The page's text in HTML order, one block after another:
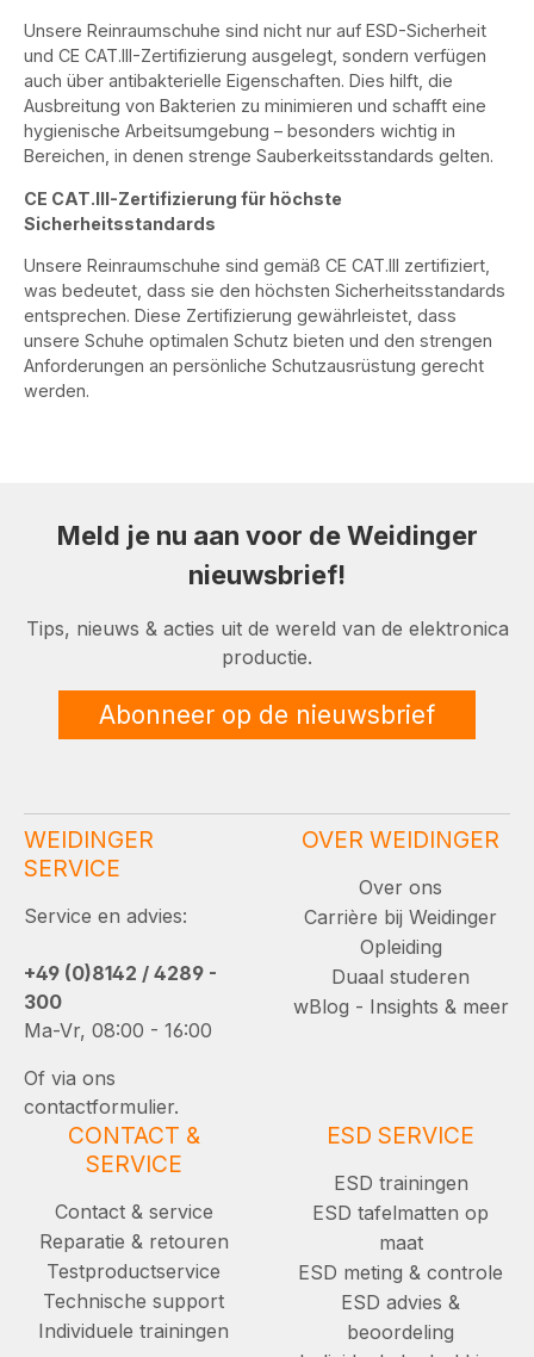
Unsere Reinraumschuhe sind nicht nur auf ESD-Sicherheit
und CE CAT.III-Zertifizierung ausgelegt, sondern verfügen
auch über antibakterielle Eigenschaften. Dies hilft, die
Ausbreitung von Bakterien zu minimieren und schafft eine
hygienische Arbeitsumgebung – besonders wichtig in
Bereichen, in denen strenge Sauberkeitsstandards gelten.
CE CAT.III-Zertifizierung für höchste
Sicherheitsstandards
Unsere Reinraumschuhe sind gemäß CE CAT.III zertifiziert,
was bedeutet, dass sie den höchsten Sicherheitsstandards
entsprechen. Diese Zertifizierung gewährleistet, dass
unsere Schuhe optimalen Schutz bieten und den strengen
Anforderungen an persönliche Schutzausrüstung gerecht
werden.
Meld je nu aan voor de Weidinger
nieuwsbrief!
Tips, nieuws & acties uit de wereld van de elektronica
productie.
Abonneer op de nieuwsbrief
WEIDINGER
SERVICE
Service en advies:
+49 (0)8142 / 4289 -
300
Ma-Vr, 08:00 - 16:00
Of via ons
contactformulier.
OVER WEIDINGER
Over ons
Carrière bij Weidinger
Opleiding
Duaal studeren
wBlog - Insights & meer
CONTACT &
SERVICE
Contact & service
Reparatie & retouren
Testproductservice
Technische support
Individuele trainingen
ESD SERVICE
ESD trainingen
ESD tafelmatten op
maat
ESD meting & controle
ESD advies &
beoordeling